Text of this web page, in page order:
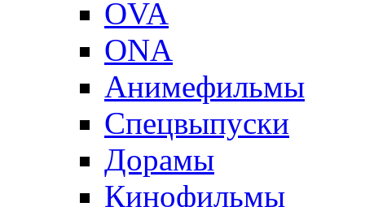
OVA
ONA
Анимефильмы
Спецвыпуски
Дорамы
Кинофильмы